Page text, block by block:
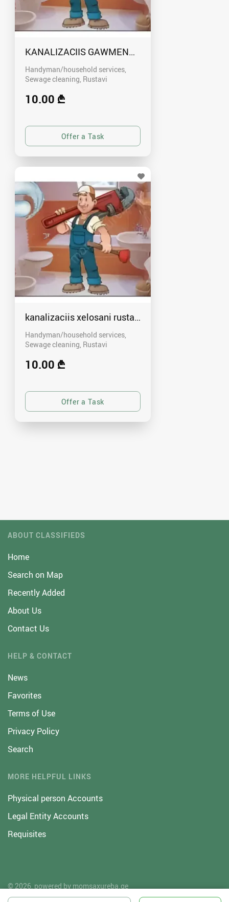
KANALIZACIIS GAWMENDA RUSTAVSHI -
Handyman/household services,
Sewage cleaning Rustavi
10.00 ₾
kanalizaciis xelosani rustavshi - 591 00 46 80
Handyman/household services,
Sewage cleaning Rustavi
10.00 ₾
ABOUT CLASSIFIEDS
Home
Search on Map
Recently Added
About Us
Contact Us
HELP & CONTACT
News
Favorites
Terms of Use
Privacy Policy
Search
MORE HELPFUL LINKS
Physical person Accounts
Legal Entity Accounts
Requisites
© 2026, powered by momsaxureba.ge